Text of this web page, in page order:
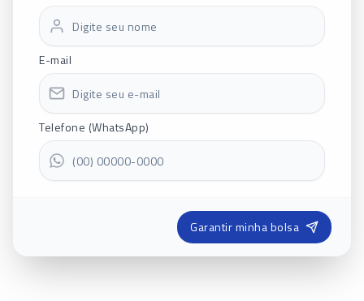
E-mail
Telefone (WhatsApp)
Garantir minha bolsa